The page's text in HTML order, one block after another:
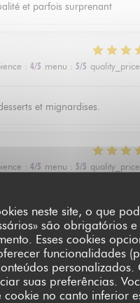
neste site, o que
são obrigatórios
Esses cookies
funcionalidades
suas preferências.
no canto inferior
et parfois surprenant
: 4/5 menu : 5/5 quality_price
et mignardises.
: 4/5 menu : 5/5 quality_price
: 5/5 menu: 5/5 quality_price
SAINT JEAN